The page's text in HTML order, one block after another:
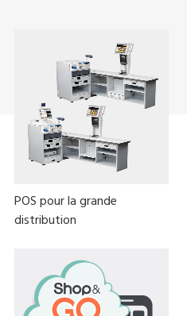
POS pour la grande
distribution